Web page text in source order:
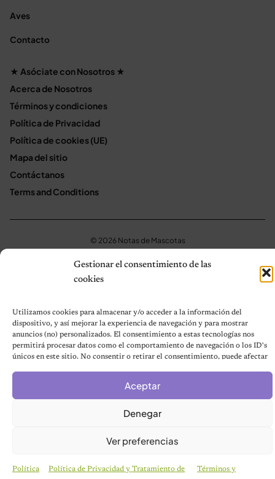
Gestionar el consentimiento de las
cookies
Utilizamos cookies para almacenar y/o acceder a la información del
dispositivo, y así mejorar la experiencia de navegación y para mostrar
anuncios (no) personalizados. El consentimiento a estas tecnologías nos
permitirá procesar datos como el comportamiento de navegación o los ID's
únicos en este sitio. No consentir o retirar el consentimiento, puede afectar
Aceptar
Denegar
Ver preferencias
Política Política de Privacidad y Tratamiento de Términos y
Aves
Contacto
★ Asóciate con Nosotros ★
Acerca de Nosotros
Términos y condiciones
Política de Privacidad
Política de cookies (UE)
Mapa del sitio
Contáctanos
Terms and Conditions
© 2026 Notas de Mascotas